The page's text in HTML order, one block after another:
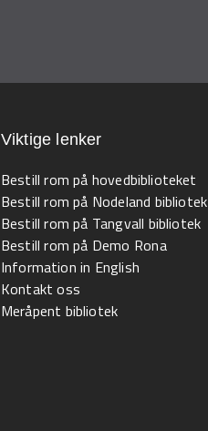
Viktige lenker
Bestill rom på hovedbiblioteket
Bestill rom på Nodeland bibliotek
Bestill rom på Tangvall bibliotek
Bestill rom på Demo Rona
Information in English
Kontakt oss
Meråpent bibliotek